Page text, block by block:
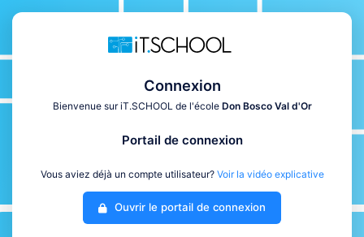
Connexion
Bienvenue sur iT.SCHOOL de l'école Don Bosco Val d'Or
Portail de connexion
Vous aviez déjà un compte utilisateur? Voir la vidéo explicative
Ouvrir le portail de connexion